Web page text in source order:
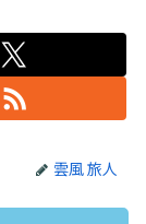
雲風 旅人